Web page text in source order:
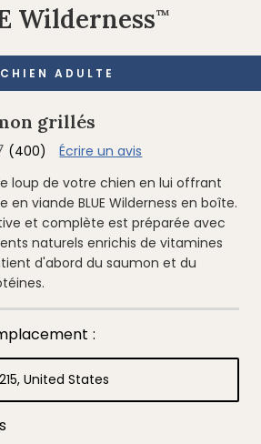
Wilderness™
CHIEN ADULTE
grillés
(400)
Écrire un avis
loup de votre chien en lui offrant
en viande BLUE Wilderness en boîte.
et complète est préparée avec
naturels enrichis de vitamines
d'abord du saumon et du